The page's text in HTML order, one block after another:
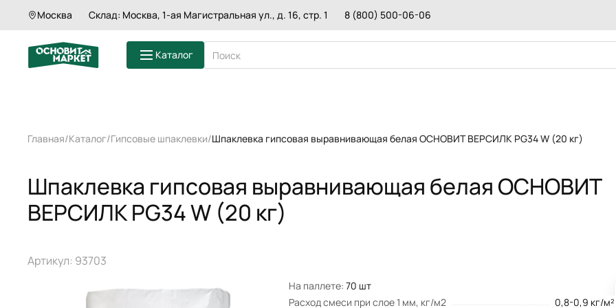
Москва Склад: Москва, 1-ая Магистральная ул., д. 16, стр. 1 8 (800) 500-06-06
Каталог
ШПАКЛЕВКИ
КЛЕИ ДЛЯ ПЛИТКИ И КАМНЯ
ЗАТИРКИ
СМЕСИ ДЛЯ ТЕПЛОИЗОЛЯЦИИ
КЛАДОЧНЫЕ РАСТВОРЫ
КРАСКА
ПЕСКОБЕТОН
ГЕРМЕТИКИ
Главная Каталог Гипсовые шпаклевки Шпаклевка гипсовая выравнивающая белая ОСНОВИТ ВЕРСИЛК PG34 W (20 кг)
Шпаклевка гипсовая выравнивающая белая ОСНОВИТ ВЕРСИЛК PG34 W (20 кг)
Шпаклевка гипсовая выравнивающая белая ОСНОВИТ
ВЕРСИЛК PG34 W (20 кг)
Артикул: 93703
На паллете: 70 шт
Расход смеси при слое 1 мм, кг/м2
0,8-0,9 кг/м²